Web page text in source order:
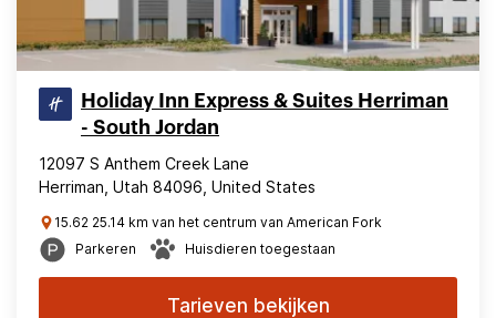
Holiday Inn Express & Suites Herriman
- South Jordan
12097 S Anthem Creek Lane
Herriman, Utah 84096, United States
15.62 25.14 km van het centrum van American Fork
Parkeren
Huisdieren toegestaan
Tarieven bekijken